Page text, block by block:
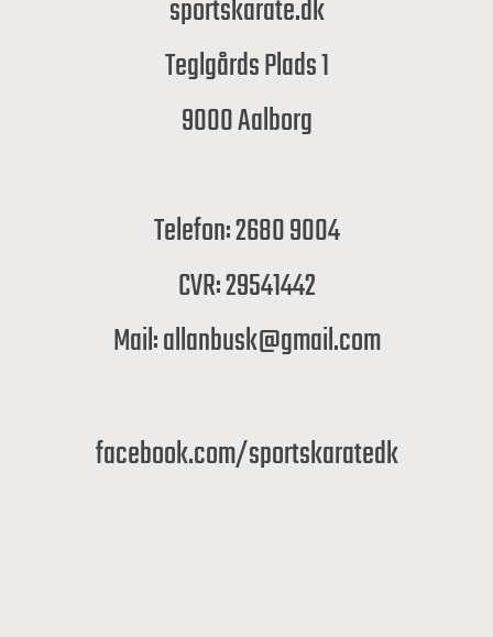
sportskarate.dk
Teglgårds Plads 1
9000 Aalborg
Telefon: 2680 9004
CVR: 29541442
Mail: allanbusk@gmail.com
facebook.com/sportskaratedk